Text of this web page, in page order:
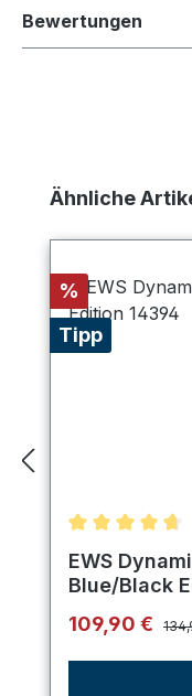
Bewertungen
Produktgalerie
Ähnliche
Rabatt
%
Tipp
EWS
Blue/Black
109,90 €